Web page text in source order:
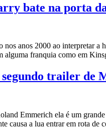
bate na porta
anos 2000 ao interpretar a
alguma franquia como em
segundo trailer de
Emmerich ela é um
causa a lua entrar em rota